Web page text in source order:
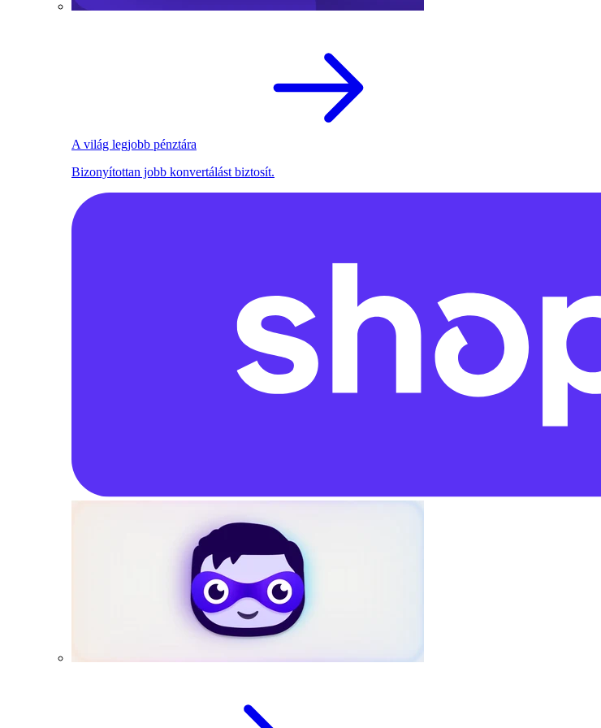
A világ legjobb pénztára
Bizonyítottan jobb konvertálást biztosít.